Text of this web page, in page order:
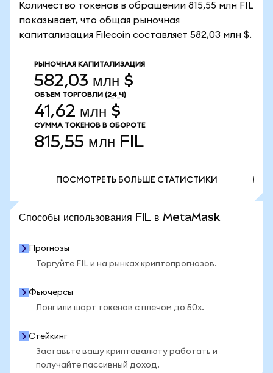
Количество токенов в обращении 815,55 млн FIL
показывает, что общая рыночная
капитализация Filecoin составляет 582,03 млн $.
РЫНОЧНАЯ КАПИТАЛИЗАЦИЯ
582,03 млн $
ОБЪЕМ ТОРГОВЛИ (24 Ч)
41,62 млн $
СУММА ТОКЕНОВ В ОБОРОТЕ
815,55 млн FIL
ПОСМОТРЕТЬ БОЛЬШЕ СТАТИСТИКИ
Способы использования FIL в MetaMask
Прогнозы
Торгуйте FIL и на рынках криптопрогнозов.
Фьючерсы
Лонг или шорт токенов с плечом до 50x.
Стейкинг
Заставьте вашу криптовалюту работать и
получайте пассивный доход.